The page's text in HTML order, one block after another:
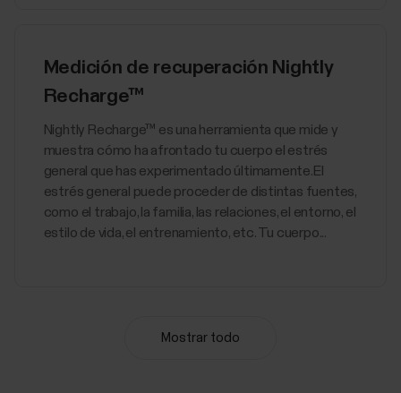
Medición de recuperación Nightly
Recharge™
​Nightly Recharge™ es una herramienta que mide y
muestra cómo ha afrontado tu cuerpo el estrés
general que has experimentado últimamente.El
estrés general puede proceder de distintas fuentes,
como el trabajo, la familia, las relaciones, el entorno, el
estilo de vida, el entrenamiento, etc. Tu cuerpo...
Training Load ProMostrar todo